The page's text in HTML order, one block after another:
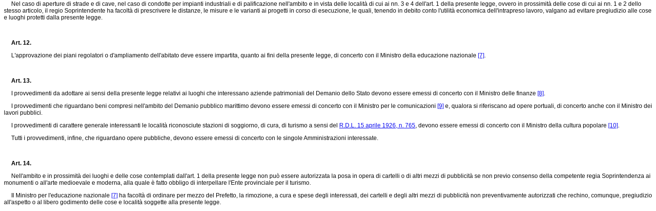
Nel caso di aperture di strade e di cave, nel caso di condotte per impianti industriali e di palificazione nell'ambito e in vista delle località di cui ai nn. 3 e 4 dell'art. 1 della presente legge, ovvero in prossimità delle cose di cui ai nn. 1 e 2 dello
stesso articolo, il regio Soprintendente ha facoltà di prescrivere le distanze, le misure e le varianti ai progetti in corso di esecuzione, le quali, tenendo in debito conto l'utilità economica dell'intrapreso lavoro, valgano ad evitare pregiudizio alle cose
e luoghi protetti dalla presente legge.
Art. 12.
L'approvazione dei piani regolatori o d'ampliamento dell'abitato deve essere impartita, quanto ai fini della presente legge, di concerto con il Ministro della educazione nazionale [7].
Art. 13.
I provvedimenti da adottare ai sensi della presente legge relativi ai luoghi che interessano aziende patrimoniali del Demanio dello Stato devono essere emessi di concerto con il Ministro delle finanze [8].
I provvedimenti che riguardano beni compresi nell'ambito del Demanio pubblico marittimo devono essere emessi di concerto con il Ministro per le comunicazioni [9] e, qualora si riferiscano ad opere portuali, di concerto anche con il Ministro dei
lavori pubblici.
I provvedimenti di carattere generale interessanti le località riconosciute stazioni di soggiorno, di cura, di turismo a sensi del
R.D.L. 15 aprile 1926, n. 765, devono essere emessi di concerto con il Ministro della cultura popolare [10].
Tutti i provvedimenti, infine, che riguardano opere pubbliche, devono essere emessi di concerto con le singole Amministrazioni interessate.
Art. 14.
Nell'ambito e in prossimità dei luoghi e delle cose contemplati dall'art. 1 della presente legge non può essere autorizzata la posa in opera di cartelli o di altri mezzi di pubblicità se non previo consenso della competente regia Soprintendenza ai
monumenti o all'arte medioevale e moderna, alla quale è fatto obbligo di interpellare l'Ente provinciale per il turismo.
Il Ministro per l'educazione nazionale [7] ha facoltà di ordinare per mezzo del Prefetto, la rimozione, a cura e spese degli interessati, dei cartelli e degli altri mezzi di pubblicità non preventivamente autorizzati che rechino, comunque, pregiudizio
all'aspetto o al libero godimento delle cose e località soggette alla presente legge.